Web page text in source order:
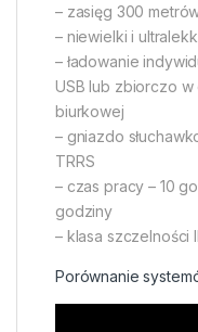
– zasięg 300
– niewielki i
– ładowanie
USB lub zbiorczo
biurkowej
– gniazdo
TRRS
– czas pracy – 10
godziny
– klasa szczelności
Porównanie